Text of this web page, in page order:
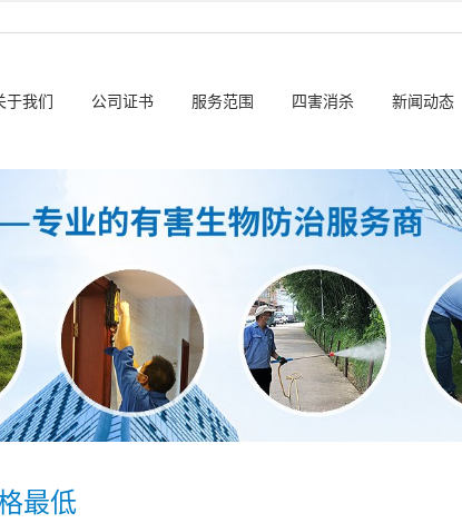
于我们 公司证书 服务范围 四害消杀 新闻动态
最低